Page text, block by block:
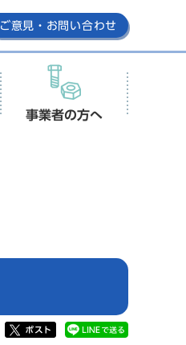
ご意見・お問い合わせ
事業者の方へ